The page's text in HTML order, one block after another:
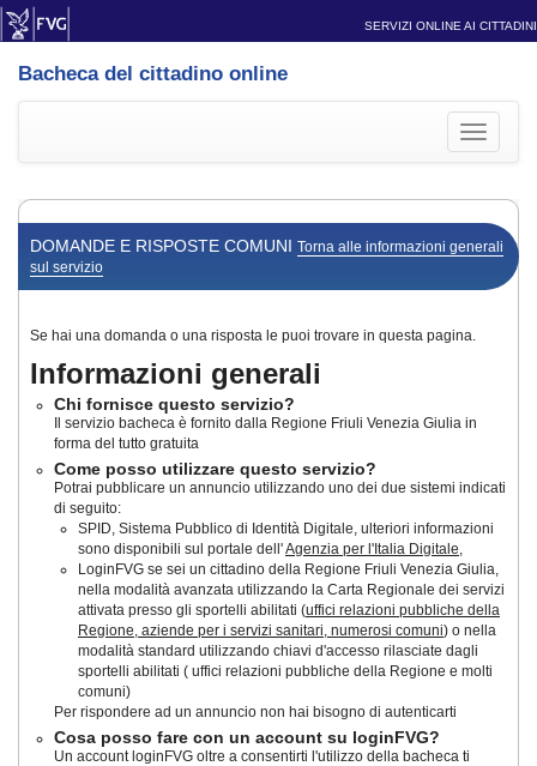
SERVIZI ONLINE AI CITTADINI
Bacheca del cittadino online
Toggle
DOMANDE E RISPOSTE COMUNI Torna alle informazioni generali
sul servizio
Se hai una domanda o una risposta le puoi trovare in questa pagina.
Informazioni generali
Chi fornisce questo servizio?
Il servizio bacheca è fornito dalla Regione Friuli Venezia Giulia in
forma del tutto gratuita
Come posso utilizzare questo servizio?
Potrai pubblicare un annuncio utilizzando uno dei due sistemi indicati
di seguito:
SPID, Sistema Pubblico di Identità Digitale, ulteriori informazioni
sono disponibili sul portale dell'Agenzia per l'Italia Digitale,
LoginFVG se sei un cittadino della Regione Friuli Venezia Giulia,
nella modalità avanzata utilizzando la Carta Regionale dei servizi
attivata presso gli sportelli abilitati (uffici relazioni pubbliche della
Regione, aziende per i servizi sanitari, numerosi comuni) o nella
modalità standard utilizzando chiavi d'accesso rilasciate dagli
sportelli abilitati ( uffici relazioni pubbliche della Regione e molti
comuni)
Per rispondere ad un annuncio non hai bisogno di autenticarti
Cosa posso fare con un account su loginFVG?
Un account loginFVG oltre a consentirti l'utilizzo della bacheca ti